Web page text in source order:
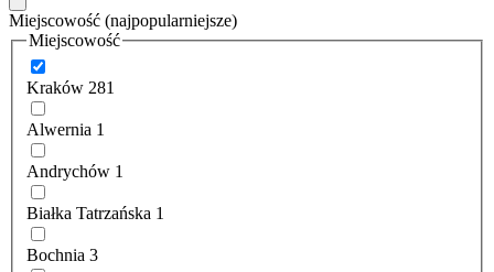
Miejscowość (najpopularniejsze)
Miejscowość
Kraków 281
Alwernia 1
Andrychów 1
Białka Tatrzańska 1
Bochnia 3